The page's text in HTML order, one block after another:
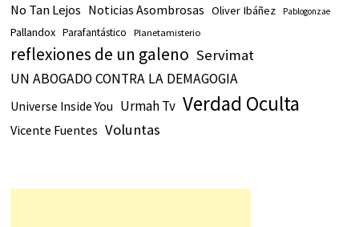
No Tan Lejos Noticias Asombrosas Oliver Ibáñez Pablogonzae
Pallandox Parafantástico Planetamisterio
reflexiones de un galeno Servimat
UN ABOGADO CONTRA LA DEMAGOGIA
Universe Inside You Urmah Tv Verdad Oculta
Vicente Fuentes Voluntas